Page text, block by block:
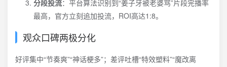
分段投流：平台算法识别到“姜子牙被老婆骂”片段完播率
最高，官方立刻追加投流，ROI高达1:8。
观众口碑两极分化
好评集中“节奏爽”“神话梗多”；差评吐槽“特效塑料”“魔改离